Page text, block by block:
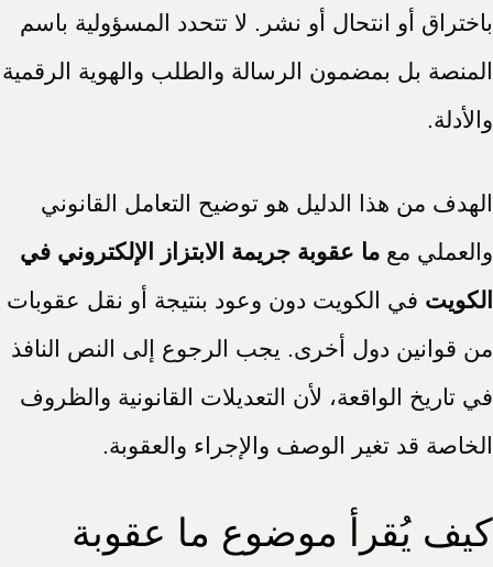
باختراق أو انتحال أو نشر. لا تتحدد المسؤولية باسم
المنصة بل بمضمون الرسالة والطلب والهوية الرقمية
والأدلة.
الهدف من هذا الدليل هو توضيح التعامل القانوني
والعملي مع ما عقوبة جريمة الابتزاز الإلكتروني في
الكويت في الكويت دون وعود بنتيجة أو نقل عقوبات
من قوانين دول أخرى. يجب الرجوع إلى النص النافذ
في تاريخ الواقعة، لأن التعديلات القانونية والظروف
الخاصة قد تغير الوصف والإجراء والعقوبة.
كيف يُقرأ موضوع ما عقوبة